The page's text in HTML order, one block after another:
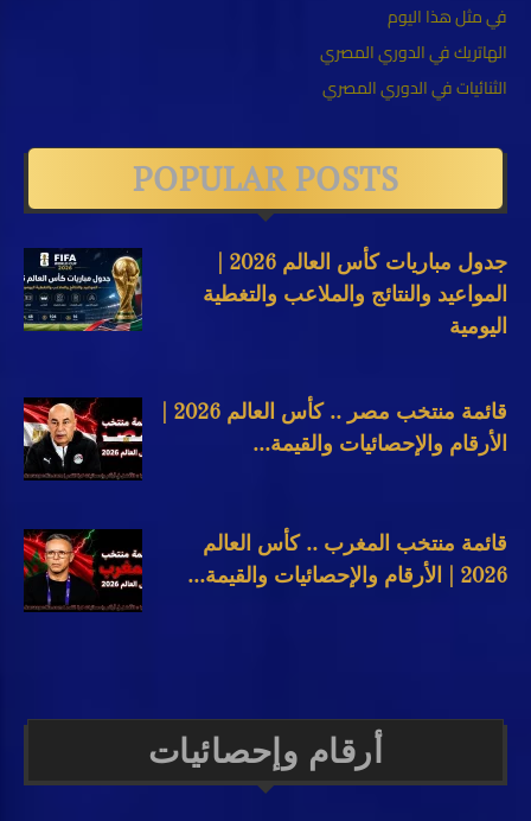
في مثل هذا اليوم
الهاتريك في الدوري المصري
الثنائيات في الدوري المصري
POPULAR POSTS
المواعيد والنتائج والملاعب والتغطية
اليومية
الأرقام والإحصائيات والقيمة...
قائمة منتخب المغرب .. كأس العالم
2026 | الأرقام والإحصائيات والقيمة...
أرقام وإحصائيات